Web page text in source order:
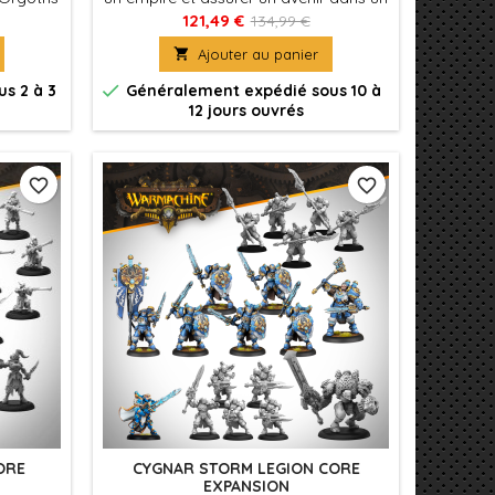
pour
de
par
2 à 3
monde dangereux, les premiers
fragments du Shadowflame Shard
sont des éclaireurs et des infiltrés,
dotés d'une ruse et d'une rapidité
mortelles.
121,49 € 134,99 €
 Ajouter au panier
 Généralement expédié sous 10 à
12 jours ouvrés
favorite_border
CYGNAR STORM LEGION CORE
EXPANSION
favorite_border